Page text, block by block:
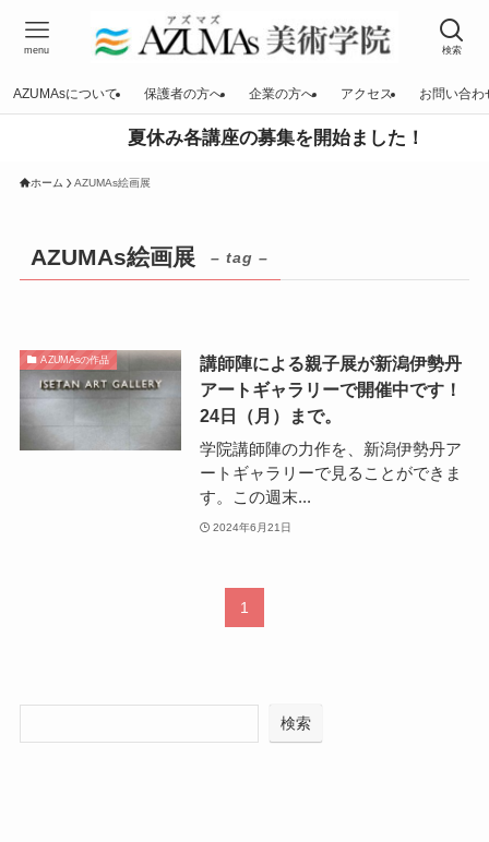
検索
menu
AZUMAsについて 保護者の方へ 企業の方へ アクセス お問い合わ
夏休み各講座の募集を開始ました！
ホーム AZUMAs絵画展
AZUMAs絵画展 – tag –
AZUMAsの作品
講師陣による親子展が新潟伊勢丹
アートギャラリーで開催中です！
24日（月）まで。
学院講師陣の力作を、新潟伊勢丹ア
ートギャラリーで見ることができま
す。この週末...
2024年6月21日
1
検索